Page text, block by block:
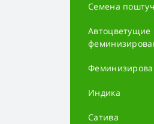
Семена
Автоцветущие
Индика
Сатива